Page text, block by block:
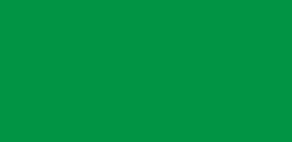
सोही अवधिमा
हो ।